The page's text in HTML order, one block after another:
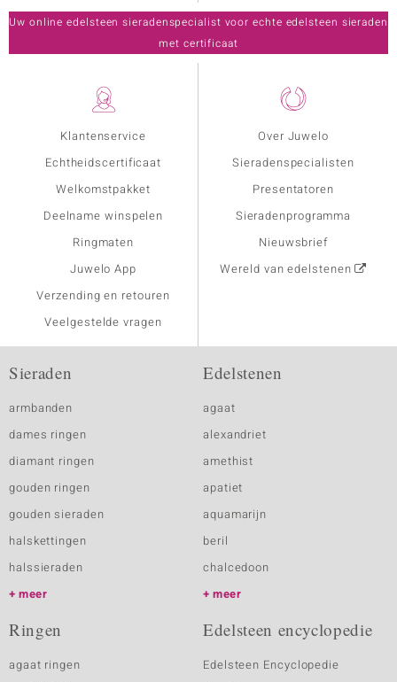
Klantenservice
Echtheidscertificaat
Welkomstpakket
Deelname winspelen
Ringmaten
Juwelo App
Verzending en retouren
Veelgestelde vragen
Over Juwelo
Sieradenspecialisten
Presentatoren
Sieradenprogramma
Nieuwsbrief
Wereld van edelstenen
Uw online edelsteen sieradenspecialist voor echte edelsteen sieraden
met certificaat
Sieraden
armbanden
dames ringen
diamant ringen
gouden ringen
gouden sieraden
halskettingen
halssieraden
meer
Edelstenen
agaat
alexandriet
amethist
apatiet
aquamarijn
beril
chalcedoon
meer
Ringen
agaat ringen
Edelsteen encyclopedie
Edelsteen Encyclopedie